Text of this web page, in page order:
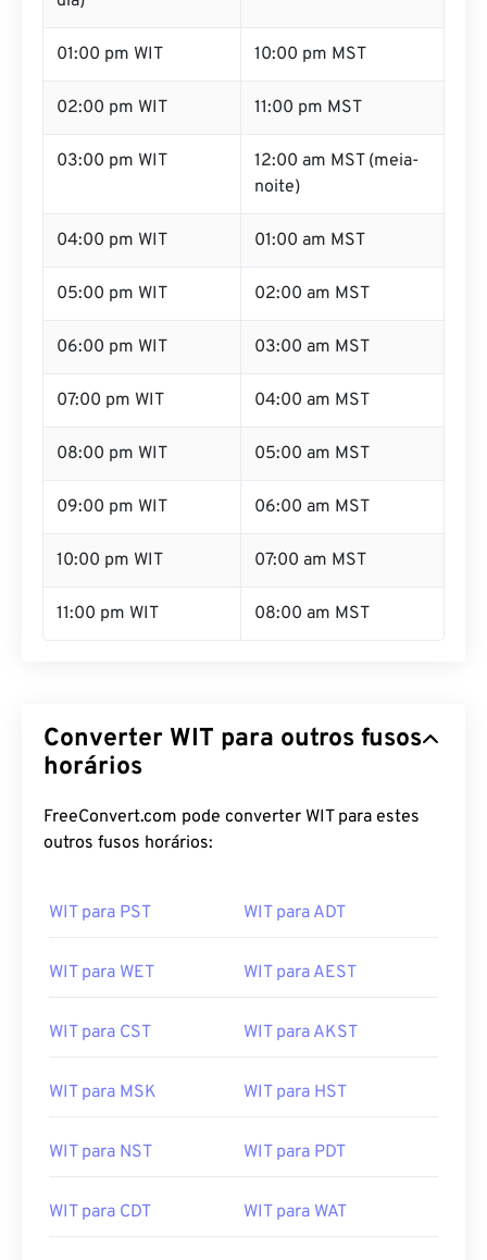
01:00 pm WIT 10:00 pm MST
02:00 pm WIT 11:00 pm MST
03:00 pm WIT
12:00 am MST (meia-
noite)
04:00 pm WIT 01:00 am MST
05:00 pm WIT 02:00 am MST
06:00 pm WIT 03:00 am MST
07:00 pm WIT 04:00 am MST
08:00 pm WIT 05:00 am MST
09:00 pm WIT 06:00 am MST
10:00 pm WIT 07:00 am MST
11:00 pm WIT 08:00 am MST
Converter WIT para outros fusos
horários
FreeConvert.com pode converter WIT para estes
outros fusos horários:
WIT para PST WIT para ADT
WIT para WET WIT para AEST
WIT para CST WIT para AKST
WIT para MSK WIT para HST
WIT para NST WIT para PDT
WIT para CDT WIT para WAT